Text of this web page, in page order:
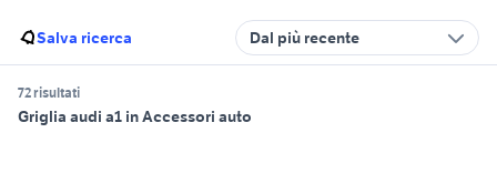
Salva ricerca Dal più recente
72 risultati
Griglia audi a1 in Accessori auto